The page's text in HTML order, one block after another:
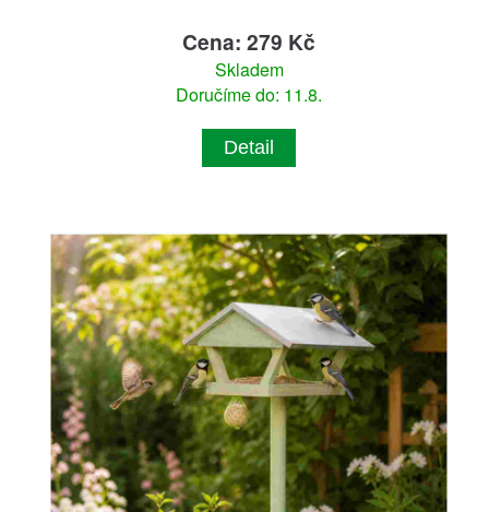
Cena: 279 Kč
Skladem
Doručíme do: 11.8.
Detail